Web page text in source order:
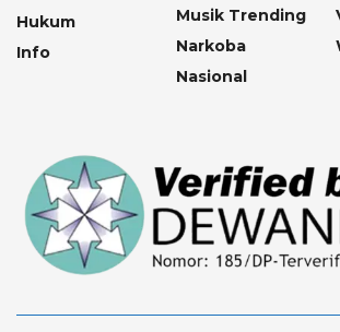
Hukum
Info
Musik Trending
Narkoba
Nasional